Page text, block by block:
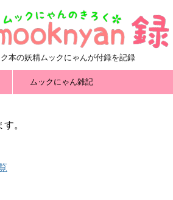
本の妖精ムックにゃんが付録を記録
ムックにゃん雑記
。